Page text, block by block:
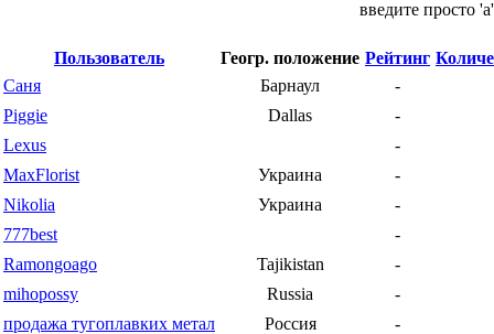
введите просто 'a'
Пользователь Геогр. положение Рейтинг
Саня
Барнаул
-
Piggie
Dallas
-
Lexus
-
MaxFlorist
Украина
-
Nikolia
Украина
-
777best
-
Ramongoago
Tajikistan
-
mihopossy
Russia
-
продажа тугоплавких метал
Россия
-